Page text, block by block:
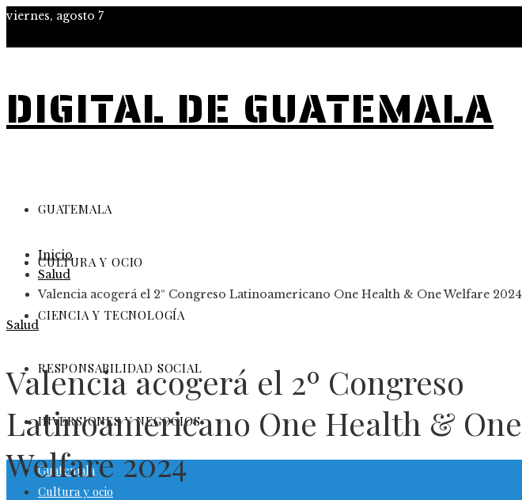
viernes, agosto 7
DIGITAL DE GUATEMALA
GUATEMALA
CULTURA Y OCIO
CIENCIA Y TECNOLOGÍA
RESPONSABILIDAD SOCIAL
INVERSIONES Y NEGOCIOS
Guatemala
Cultura y ocio
Inicio
Salud
Valencia acogerá el 2º Congreso Latinoamericano One Health & One Welfare 2024
Salud
Valencia acogerá el 2º Congreso
Latinoamericano One Health & One
Welfare 2024